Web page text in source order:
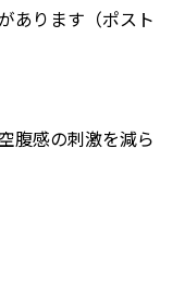
あります（ポスト
腹感の刺激を減ら